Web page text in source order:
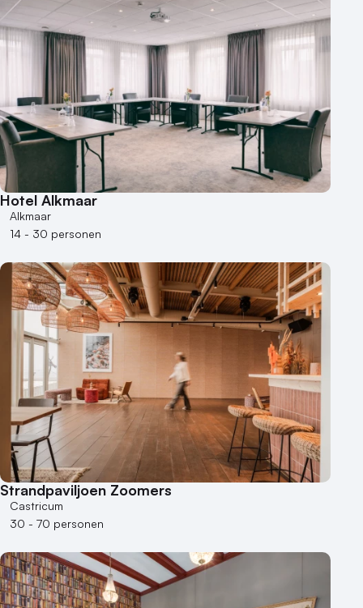
Hotel Alkmaar
Alkmaar
14 - 30 personen
Strandpaviljoen Zoomers
Castricum
30 - 70 personen